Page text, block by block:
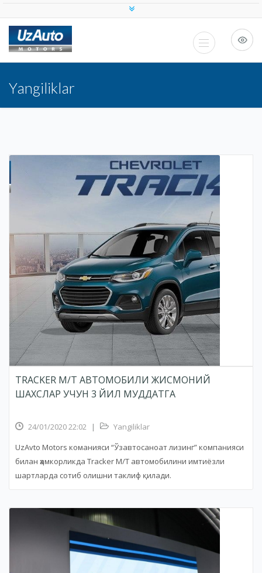
Yangiliklar
TRACKER M/T АВТОМОБИЛИ ЖИСМОНИЙ
ШАХСЛАР УЧУН 3 ЙИЛ МУДДАТГА
24/01/2020 22:02 |
Yangiliklar
UzAvto Motors команияси “Ўзавтосаноат лизинг” компанияси
билан ҳамкорликда Tracker M/T автомобилини имтиёзли
шартларда сотиб олишни таклиф қилади.